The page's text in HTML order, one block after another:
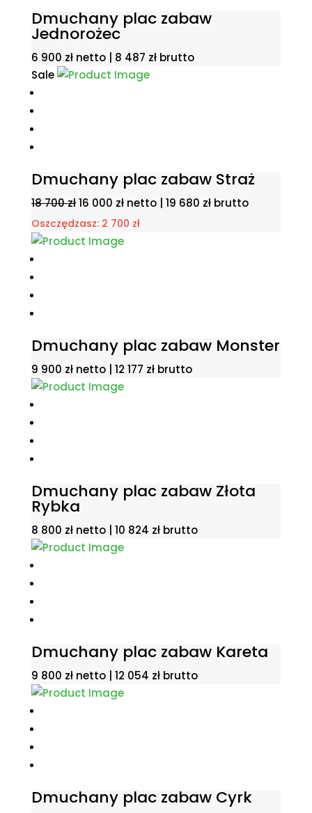
Dmuchany plac zabaw
Jednorożec
6 900 zł netto | 8 487 złbrutto
Sale
Dmuchany plac zabaw Straż
18 700zł Pierwotna
cena
wynosiła:
16 000 złAktualna
cena
wynosi:
netto | 19 680 złbrutto
Oszczędzasz: 2 700 zł
Dmuchany plac zabaw Monster
9 900 zł netto | 12 177 złbrutto
Dmuchany plac zabaw Złota
Rybka
8 800 zł netto | 10 824 złbrutto
Dmuchany plac zabaw Kareta
9 800 zł netto | 12 054 złbrutto
Dmuchany plac zabaw Cyrk